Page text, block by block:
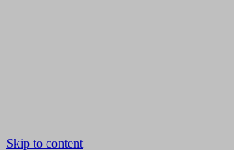
Skip to content